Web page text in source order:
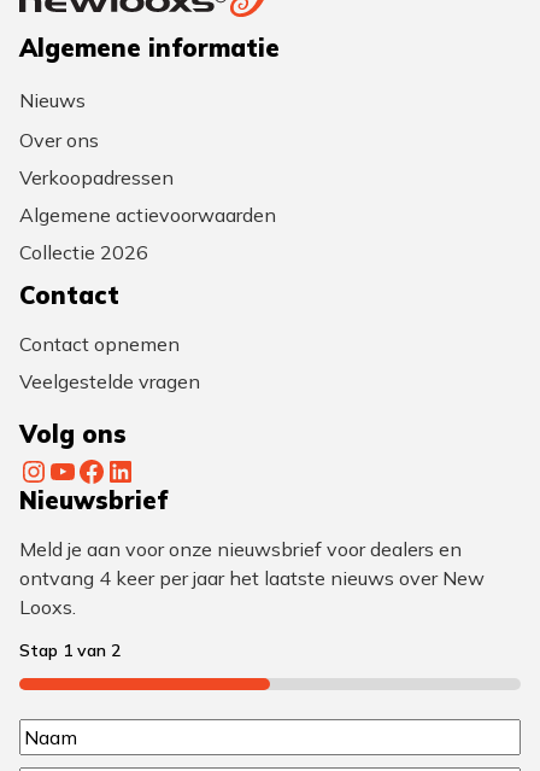
Algemene informatie
Nieuws
Over ons
Verkoopadressen
Algemene actievoorwaarden
Collectie 2026
Contact
Contact opnemen
Veelgestelde vragen
Volg ons
InstagramYouTube Facebook LinkedIn
Nieuwsbrief
Meld je aan voor onze nieuwsbrief voor dealers en
ontvang 4 keer per jaar het laatste nieuws over New
Looxs.
Stap 1 van 2
50%
N